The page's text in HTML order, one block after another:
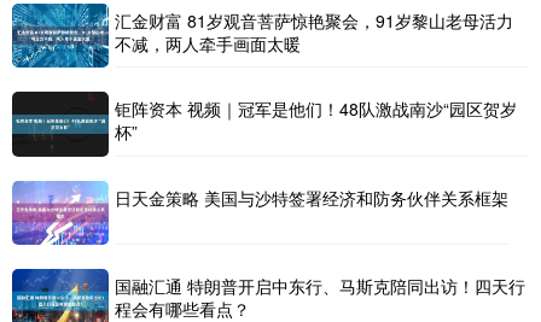
汇金财富 81岁观音菩萨惊艳聚会，91岁黎山老母活力
不减，两人牵手画面太暖
钜阵资本 视频｜冠军是他们！48队激战南沙“园区贺岁
杯”
日天金策略 美国与沙特签署经济和防务伙伴关系框架
国融汇通 特朗普开启中东行、马斯克陪同出访！四天行
程会有哪些看点？